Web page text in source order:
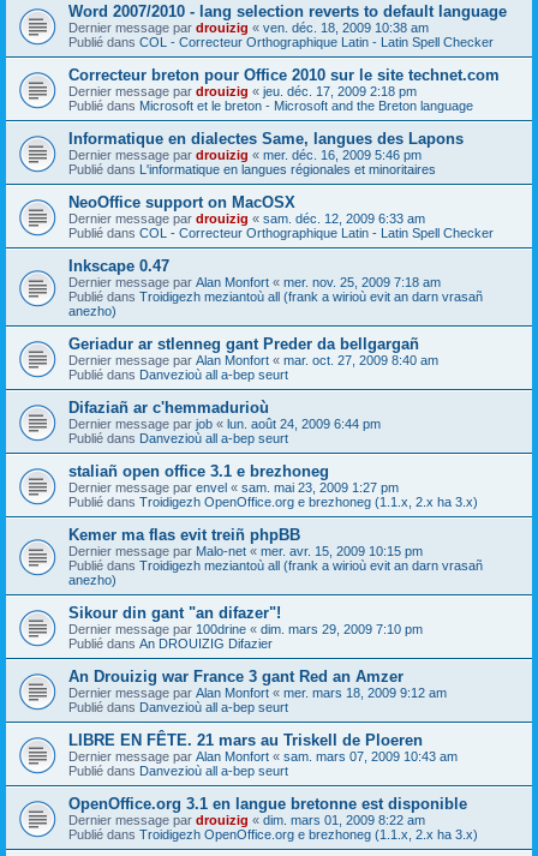
Word 2007/2010 - lang selection reverts to default language
Dernier message par drouizig « ven. déc. 18, 2009 10:38 am
Publié dans COL - Correcteur Orthographique Latin - Latin Spell Checker
Correcteur breton pour Office 2010 sur le site technet.com
Dernier message par drouizig « jeu. déc. 17, 2009 2:18 pm
Publié dans Microsoft et le breton - Microsoft and the Breton language
Informatique en dialectes Same, langues des Lapons
Dernier message par drouizig « mer. déc. 16, 2009 5:46 pm
Publié dans L'informatique en langues régionales et minoritaires
NeoOffice support on MacOSX
Dernier message par drouizig « sam. déc. 12, 2009 6:33 am
Publié dans COL - Correcteur Orthographique Latin - Latin Spell Checker
Inkscape 0.47
Dernier message par Alan Monfort « mer. nov. 25, 2009 7:18 am
Publié dans Troidigezh meziantoù all (frank a wirioù evit an darn vrasañ
anezho)
Geriadur ar stlenneg gant Preder da bellgargañ
Dernier message par Alan Monfort « mar. oct. 27, 2009 8:40 am
Publié dans Danvezioù all a-bep seurt
Difaziañ ar c'hemmadurioù
Dernier message par job « lun. août 24, 2009 6:44 pm
Publié dans Danvezioù all a-bep seurt
staliañ open office 3.1 e brezhoneg
Dernier message par envel « sam. mai 23, 2009 1:27 pm
Publié dans Troidigezh OpenOffice.org e brezhoneg (1.1.x, 2.x ha 3.x)
Kemer ma flas evit treiñ phpBB
Dernier message par Malo-net « mer. avr. 15, 2009 10:15 pm
Publié dans Troidigezh meziantoù all (frank a wirioù evit an darn vrasañ
anezho)
Sikour din gant "an difazer"!
Dernier message par 100drine « dim. mars 29, 2009 7:10 pm
Publié dans An DROUIZIG Difazier
An Drouizig war France 3 gant Red an Amzer
Dernier message par Alan Monfort « mer. mars 18, 2009 9:12 am
Publié dans Danvezioù all a-bep seurt
LIBRE EN FÊTE. 21 mars au Triskell de Ploeren
Dernier message par Alan Monfort « sam. mars 07, 2009 10:43 am
Publié dans Danvezioù all a-bep seurt
OpenOffice.org 3.1 en langue bretonne est disponible
Dernier message par drouizig « dim. mars 01, 2009 8:22 am
Publié dans Troidigezh OpenOffice.org e brezhoneg (1.1.x, 2.x ha 3.x)